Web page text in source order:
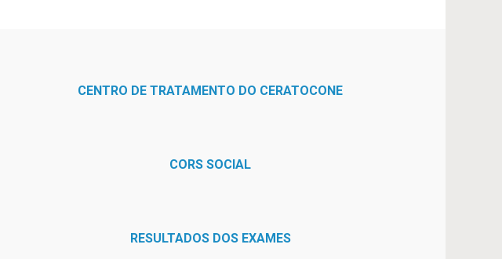
CENTRO DE TRATAMENTO DO CERATOCONE
CORS SOCIAL
RESULTADOS DOS EXAMES